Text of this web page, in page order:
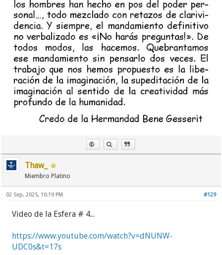
Thaw_
Miembro Platino
#129
02 Sep, 2025, 10:19 PM
Video de la Esfera # 4...
https://www.youtube.com/watch?v=dNUNW-
UDC0s&t=17s